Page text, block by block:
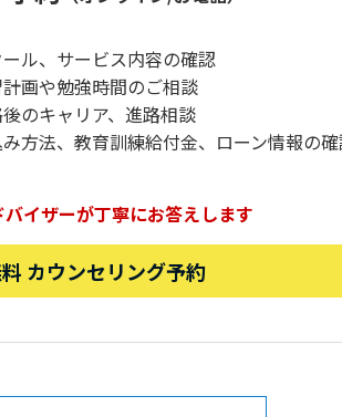
ル、サービス内容の確認
画や勉強時間のご相談
のキャリア、進路相談
方法、教育訓練給付金、ローン情報の
イザーが丁寧にお答えします
カウンセリング予約